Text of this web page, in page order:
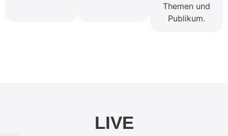
Themen und
Publikum.
LIVE